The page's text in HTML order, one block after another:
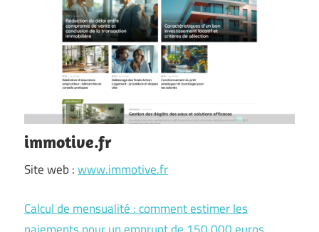
immotive.fr
Site web :www.immotive.fr
Calcul de mensualité : comment estimer les